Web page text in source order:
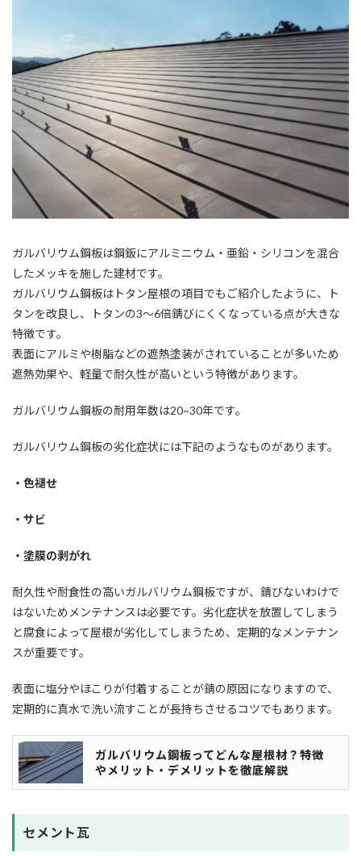
ガルバリウム鋼板は鋼鈑にアルミニウム・亜鉛・シリコンを混合
したメッキを施した建材です。
ガルバリウム鋼板はトタン屋根の項目でもご紹介したように、ト
タンを改良し、トタンの3～6倍錆びにくくなっている点が大きな
特徴です。
表面にアルミや樹脂などの遮熱塗装がされていることが多いため
遮熱効果や、軽量で耐久性が高いという特徴があります。
ガルバリウム鋼板の耐用年数は20~30年です。
ガルバリウム鋼板の劣化症状には下記のようなものがあります。
・ 色褪せ
・ サビ
・ 塗膜の剥がれ
耐久性や耐食性の高いガルバリウム鋼板ですが、錆びないわけで
はないためメンテナンスは必要です。劣化症状を放置してしまう
と腐食によって屋根が劣化してしまうため、定期的なメンテナン
スが重要です。
表面に塩分やほこりが付着することが錆の原因になりますので、
定期的に真水で洗い流すことが長持ちさせるコツでもあります。
ガルバリウム鋼板ってどんな屋根材？特徴
やメリット・デメリットを徹底解説
セメント瓦